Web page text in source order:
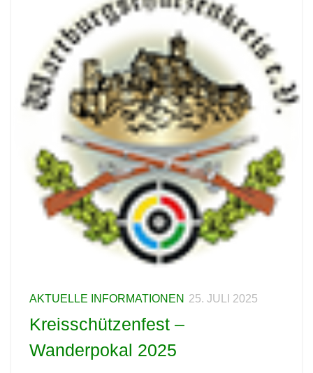
AKTUELLE INFORMATIONEN 25. JULI 2025
Kreisschützenfest –
Wanderpokal 2025